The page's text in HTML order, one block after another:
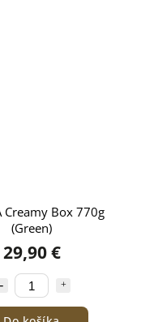
Creamy Box 770g
(Green)
29,90 €